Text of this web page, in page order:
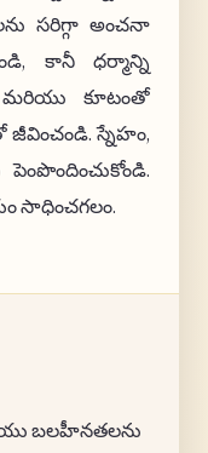
సరిగ్గా అంచనా
కానీ ధర్మాన్ని
మరియు కూటంతో
స్నేహం,
సాధించగలం.
బలహీనతలను